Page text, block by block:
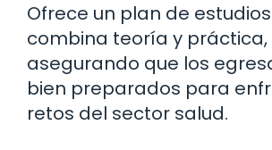
Ofrece un plan de
combina teoría y práctica,
asegurando que los
bien preparados para
retos del sector salud.